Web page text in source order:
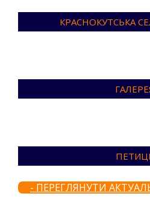
КРАСНОКУТСЬКА
- ПЕРЕГЛЯНУТИ